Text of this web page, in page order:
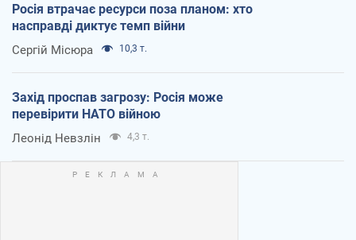
Росія втрачає ресурси поза планом: хто
насправді диктує темп війни
Сергій Місюра 10,3 т.
Захід проспав загрозу: Росія може
перевірити НАТО війною
Леонід Невзлін 4,3 т.